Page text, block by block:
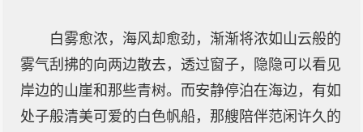
白雾愈浓，海风却愈劲，渐渐将浓如山云般的
雾气刮拂的向两边散去，透过窗子，隐隐可以看见
岸边的山崖和那些青树。而安静停泊在海边，有如
处子般清美可爱的白色帆船，那艘陪伴范闲许久的